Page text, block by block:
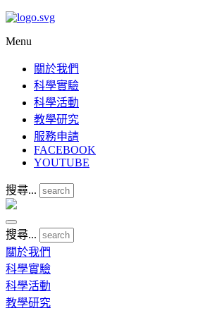
Menu
關於我們
科學實驗
科學活動
教學研究
服務申請
FACEBOOK
YOUTUBE
搜尋...
搜尋...
關於我們
科學實驗
科學活動
教學研究